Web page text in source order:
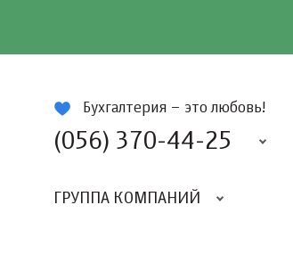
Бухгалтерия – это любовь!
(056) 370-44-25
ГРУППА КОМПАНИЙ